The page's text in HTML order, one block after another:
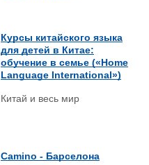
Курсы китайского языка
для детей в Китае:
обучение в семье («Home
Language International»)
Китай и весь мир
Сamino - Барселона